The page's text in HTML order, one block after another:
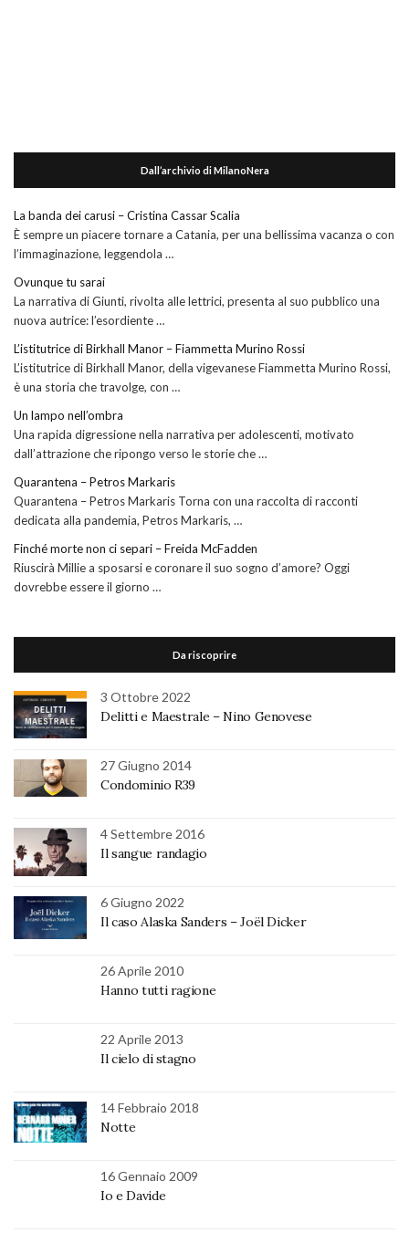
Dall’archivio di MilanoNera
La banda dei carusi – Cristina Cassar Scalia
È sempre un piacere tornare a Catania, per una bellissima vacanza o con
l’immaginazione, leggendola …
Ovunque tu sarai
La narrativa di Giunti, rivolta alle lettrici, presenta al suo pubblico una
nuova autrice: l’esordiente …
L’istitutrice di Birkhall Manor – Fiammetta Murino Rossi
L’istitutrice di Birkhall Manor, della vigevanese Fiammetta Murino Rossi,
è una storia che travolge, con …
Un lampo nell’ombra
Una rapida digressione nella narrativa per adolescenti, motivato
dall’attrazione che ripongo verso le storie che …
Quarantena – Petros Markaris
Quarantena – Petros Markaris Torna con una raccolta di racconti
dedicata alla pandemia, Petros Markaris, …
Finché morte non ci separi – Freida McFadden
Riuscirà Millie a sposarsi e coronare il suo sogno d’amore? Oggi
dovrebbe essere il giorno …
Da riscoprire
3 Ottobre 2022
Delitti e Maestrale – Nino Genovese
27 Giugno 2014
Condominio R39
4 Settembre 2016
Il sangue randagio
6 Giugno 2022
Il caso Alaska Sanders – Joël Dicker
26 Aprile 2010
Hanno tutti ragione
22 Aprile 2013
Il cielo di stagno
14 Febbraio 2018
Notte
16 Gennaio 2009
Io e Davide